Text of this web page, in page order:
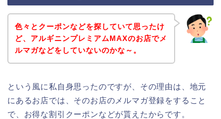
色々とクーポンなどを探していて思ったけ
ど、アルギニンプレミアムMAXのお店でメ
ルマガなどをしていないのかな～。
という風に私自身思ったのですが、その理由は、地元
にあるお店では、そのお店のメルマガ登録をすること
で、お得な割引クーポンなどが貰えたからです。